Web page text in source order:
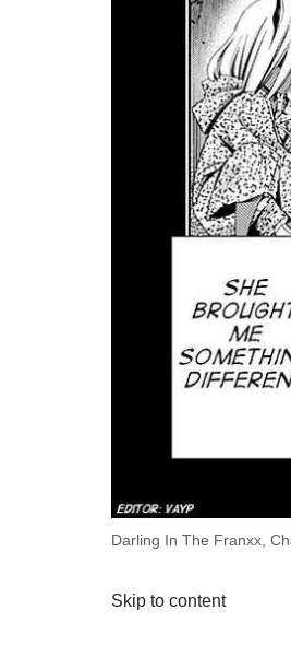
Darling In The Franxx,
Skip to content